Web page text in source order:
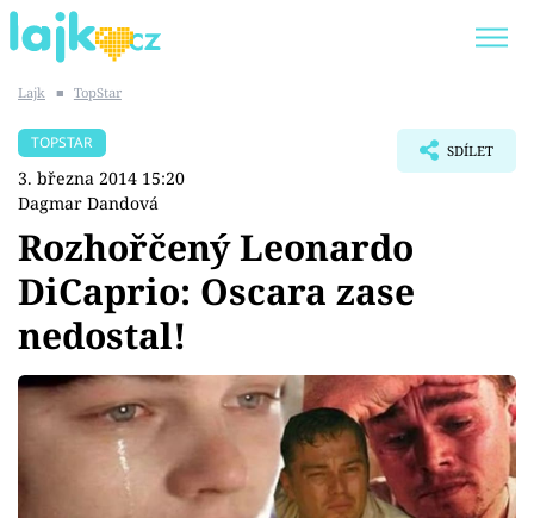
SHOPAHOLICADEL
Témata
Showbyznys
Youtubeři
Lajk ■ TopStar
TOPSTAR
3. března 2014 15:20
Dagmar Dandová
SDÍLET
Rozhořčený Leonardo
DiCaprio: Oscara zase
nedostal!